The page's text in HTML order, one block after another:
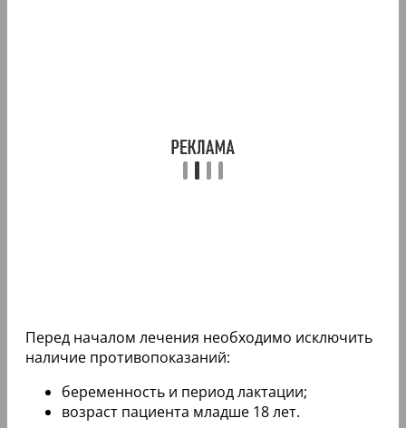
Перед началом лечения необходимо исключить
наличие противопоказаний:
беременность и период лактации;
возраст пациента младше 18 лет.